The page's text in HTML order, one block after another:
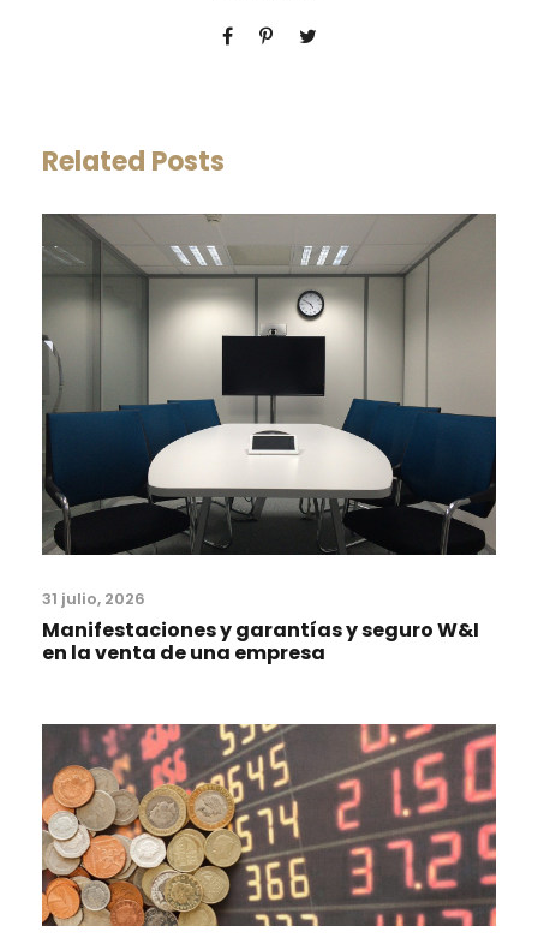
Related Posts
31 julio, 2026
Manifestaciones y garantías y seguro W&I
en la venta de una empresa